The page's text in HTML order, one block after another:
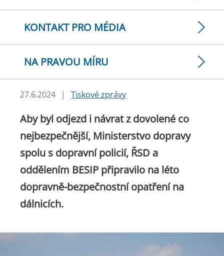
KONTAKT PRO MÉDIA
NA PRAVOU MÍRU
27.6.2024 | Tiskové zprávy
Aby byl odjezd i návrat z dovolené co
nejbezpečnější, Ministerstvo dopravy
spolu s dopravní policií, ŘSD a
oddělením BESIP připravilo na léto
dopravně-bezpečnostní opatření na
dálnicích.